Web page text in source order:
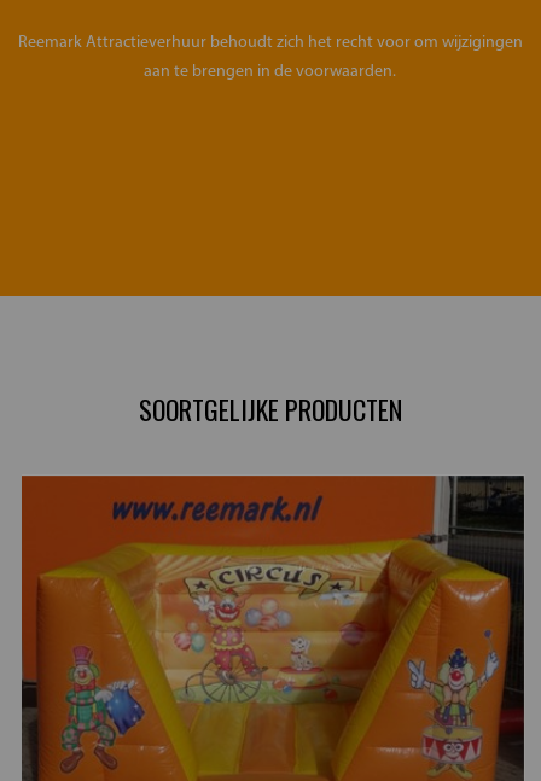
Reemark Attractieverhuur behoudt zich het recht voor om wijzigingen
aan te brengen in de voorwaarden.
SOORTGELIJKE PRODUCTEN